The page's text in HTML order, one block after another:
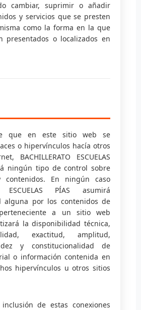
cambiar, suprimir o añadir
y servicios que se presten
como la forma en la que
presentados o localizados en
que en este sitio web se
o hipervínculos hacía otros
BACHILLERATO ESCUELAS
ningún tipo de control sobre
contenidos. En ningún caso
ESCUELAS PÍAS asumirá
alguna por los contenidos de
a un sitio web
la disponibilidad técnica,
exactitud, amplitud,
y constitucionalidad de
o información contenida en
hipervínculos u otros sitios
de estas conexiones